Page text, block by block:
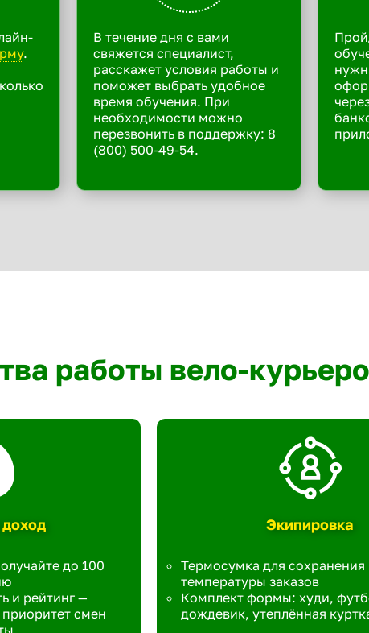
.
В течение дня с вами
свяжется специалист,
расскажет условия работы и
поможет выбрать удобное
время обучения. При
необходимости можно
перезвонить в поддержку: 8
(800) 500-49-54.
работы вело-
до 100
и рейтинг —
смен
Экипировка
Термосумка для сохранения
температуры заказов
Комплект формы: худи,
дождевик, утеплённая